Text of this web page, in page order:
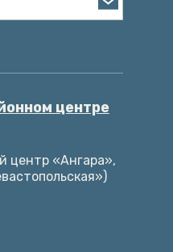
центре
центр «Ангара»,